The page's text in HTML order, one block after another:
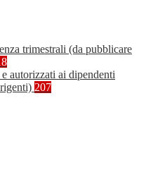
trimestrali (da pubblicare
autorizzati ai dipendenti
207